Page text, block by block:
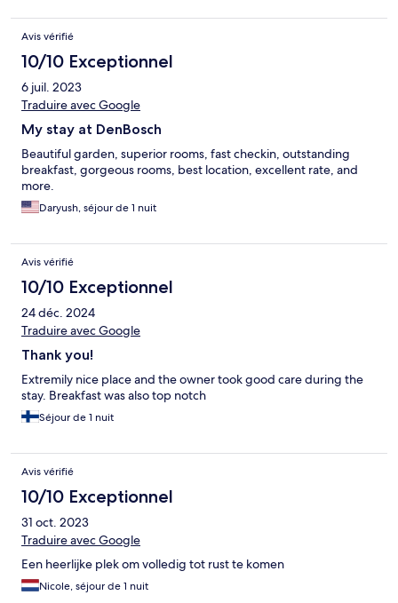
Avis vérifié
10/10 Exceptionnel
6 juil. 2023
Traduire avec Google
My stay at DenBosch
Beautiful garden, superior rooms, fast checkin, outstanding
breakfast, gorgeous rooms, best location, excellent rate, and
more.
Daryush, séjour de 1 nuit
Avis vérifié
10/10 Exceptionnel
24 déc. 2024
Traduire avec Google
Thank you!
Extremily nice place and the owner took good care during the
stay. Breakfast was also top notch
Séjour de 1 nuit
Avis vérifié
10/10 Exceptionnel
31 oct. 2023
Traduire avec Google
Een heerlijke plek om volledig tot rust te komen
Nicole, séjour de 1 nuit